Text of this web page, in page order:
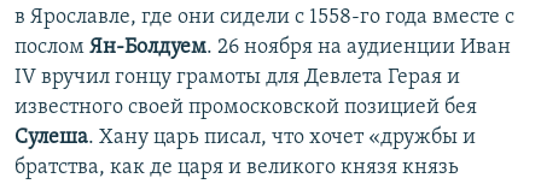
в Ярославле, где они сидели с 1558-го года вместе с
послом Ян-Болдуем. 26 ноября на аудиенции Иван
IV вручил гонцу грамоты для Девлета Герая и
известного своей промосковской позицией бея
Сулеша. Хану царь писал, что хочет «дружбы и
братства, как де царя и великого князя князь